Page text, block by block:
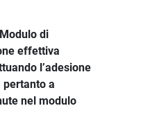
di
effettiva
l’adesione
pertanto a
nel modulo